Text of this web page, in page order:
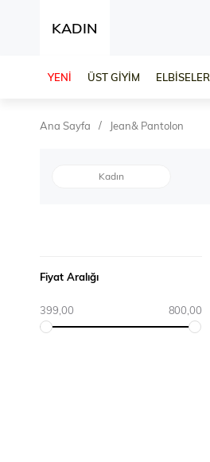
KADIN
YENİ ÜST GİYİM ELBİSELER
Ana Sayfa Jean& Pantolon
Kadın
Fiyat Aralığı
399,00 800,00